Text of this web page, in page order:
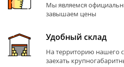
Мы являемся
завышаем цены
Удобный склад
На территорию нашего
заехать